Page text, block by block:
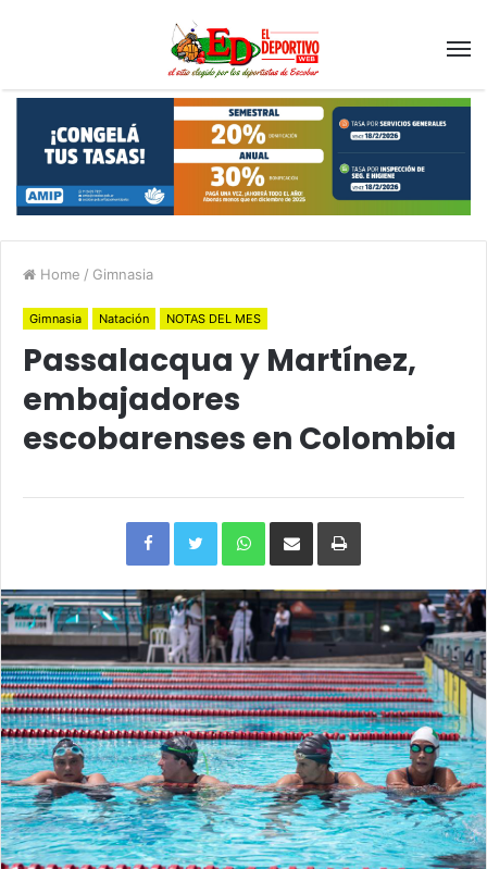
Home / Gimnasia
Gimnasia Natación NOTAS DEL MES
Passalacqua y Martínez,
embajadores
escobarenses en Colombia
FacebookTwitterWhatsAppCompartirImprimir